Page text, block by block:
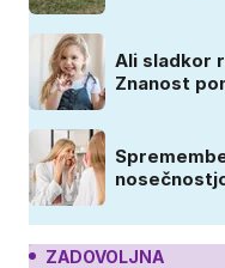
Ali sladkor
Znanost
ZADOVOLJNA